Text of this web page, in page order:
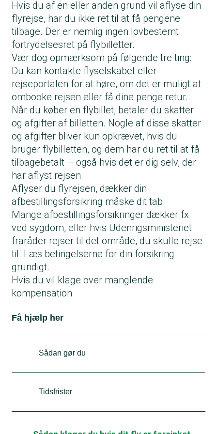
Hvis du af en eller anden grund vil aflyse din
flyrejse, har du ikke ret til at få pengene
tilbage. Der er nemlig ingen lovbestemt
fortrydelsesret på flybilletter.
Vær dog opmærksom på følgende tre ting:
Du kan kontakte flyselskabet eller
rejseportalen for at høre, om det er muligt at
ombooke rejsen eller få dine penge retur.
Når du køber en flybillet, betaler du skatter
og afgifter af billetten. Nogle af disse skatter
og afgifter bliver kun opkrævet, hvis du
bruger flybilletten, og dem har du ret til at få
tilbagebetalt – også hvis det er dig selv, der
har aflyst rejsen.
Aflyser du flyrejsen, dækker din
afbestillingsforsikring måske dit tab.
Mange afbestillingsforsikringer dækker fx
ved sygdom, eller hvis Udenrigsministeriet
fraråder rejser til det område, du skulle rejse
til. Læs betingelserne for din forsikring
grundigt.
Hvis du vil klage over manglende
kompensation
Få hjælp her
Sådan gør du
rejsebureauet selv. Har du købt din flybillet
Tidsfrister
til tre år gamle.